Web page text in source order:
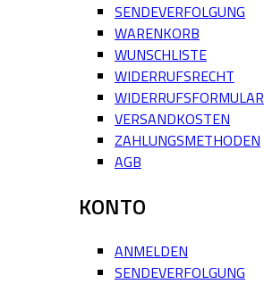
SENDEVERFOLGUNG
WARENKORB
WUNSCHLISTE
WIDERRUFSRECHT
WIDERRUFSFORMULAR
VERSANDKOSTEN
ZAHLUNGSMETHODEN
AGB
KONTO
ANMELDEN
SENDEVERFOLGUNG